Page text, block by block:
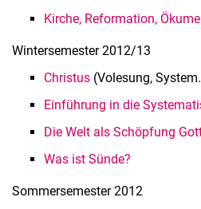
Kirche, Reformation,
Win­ter­se­mes­ter 2012/13
Christus (Volesung,
Einführung in die
Die Welt als Schöpfung
Was ist Sünde?
Som­mer­se­mes­ter 2012